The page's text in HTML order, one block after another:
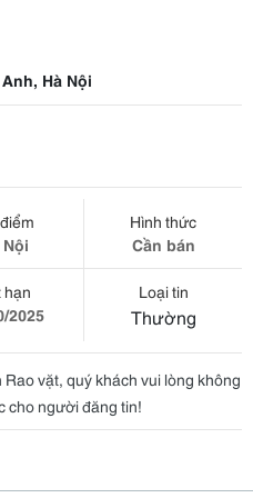
Hà Nội
Nội
Hình thức
Cần bán
hạn
2025
Loại tin
Thường
vặt, quý khách vui lòng không
cho người đăng tin!